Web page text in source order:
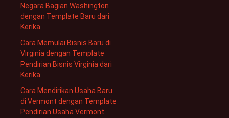
Negara Bagian Washington
dengan Template Baru dari
Kerika
Cara Memulai Bisnis Baru di
Virginia dengan Template
Pendirian Bisnis Virginia dari
Kerika
Cara Mendirikan Usaha Baru
di Vermont dengan Template
Pendirian Usaha Vermont